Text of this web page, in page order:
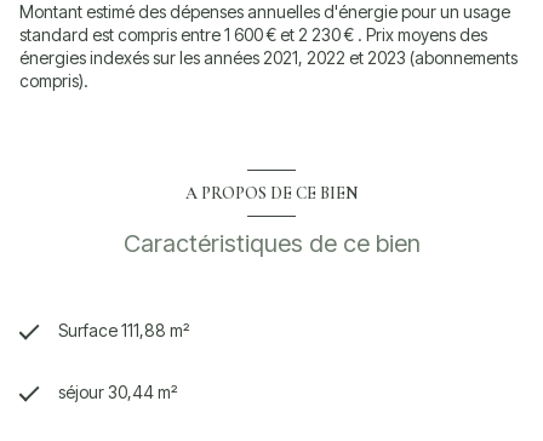
Montant estimé des dépenses annuelles d'énergie pour un usage
standard est compris entre 1 600 € et 2 230 € . Prix moyens des
énergies indexés sur les années 2021, 2022 et 2023 (abonnements
compris).
A PROPOS DE CE BIEN
Caractéristiques de ce bien
Surface 111,88 m²
séjour 30,44 m²